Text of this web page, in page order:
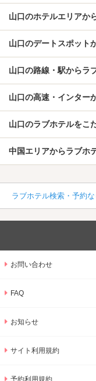
山口のホテルエリアか
山口のデートスポット
山口の路線・駅からラ
山口の高速・インター
山口のラブホテルをこ
中国エリアからラブホ
ラブホテル検索・予約
お問い合わせ
FAQ
お知らせ
サイト利用規約
予約利用規約